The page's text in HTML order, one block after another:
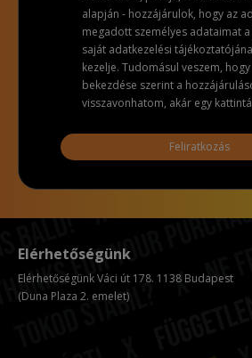
alapján - hozzájárulok, hogy az
megadott személyes adataimat a
saját adatkezelési
kezelje. Tudomásul veszem, hogy
bekezdése szerint a
visszavonhatom, akár egy
Feliratkozás
Elérhetőségünk
Elérhetőségünk Váci út 178. 1138 Budapest
(Duna Plaza 2. emelet)